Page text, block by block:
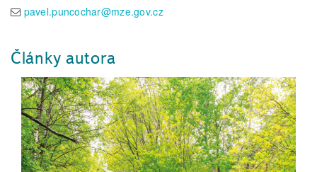
pavel.puncochar@mze.gov.cz
Články autora